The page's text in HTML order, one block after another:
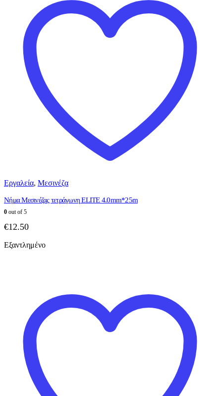
Εργαλεία, Μεσινέζα
Νήμα Μεσινέζας τετράγωνη ELITE 4.0mm*25m
0 out of 5
€12.50
Εξαντλημένο